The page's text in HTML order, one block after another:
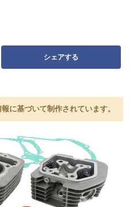
シェアする
に基づいて制作されています。